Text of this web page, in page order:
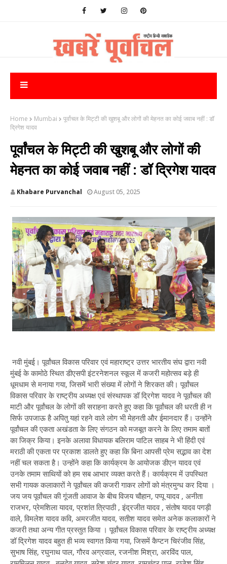
Home Mumbai
पूर्वांचल के मिट्टी की खुशबू और लोगों की मेहनत का कोई जवाब नहीं : डॉ
द्रिगेश यादव
पूर्वांचल के मिट्टी की खुशबू और लोगों की
मेहनत का कोई जवाब नहीं : डॉ द्रिगेश यादव
Khabare Purvanchal August 05, 2025
नवी मुंबई। पूर्वांचल विकास परिवार एवं महाराष्ट्र उत्तर भारतीय संघ द्वारा नवी
मुंबई के कामोठे स्थित डीएसपी इंटरनेशनल स्कूल में कजरी महोत्सव बड़े ही
धूमधाम से मनाया गया, जिसमें भारी संख्या में लोगों ने शिरकत की। पूर्वांचल
विकास परिवार के राष्ट्रीय अध्यक्ष एवं संस्थापक डॉ द्रिगेश यादव ने पूर्वांचल की
माटी और पूर्वांचल के लोगों की सराहना करते हुए कहा कि पूर्वांचल की धरती ही न
सिर्फ उपजाऊ है अपितु यहां रहने वाले लोग भी मेहनती और ईमानदार हैं। उन्होंने
पूर्वांचल की एकता अखंडता के लिए संगठन को मजबूत करने के लिए तमाम बातों
का जिक्र किया। इनके अलावा विधायक बलिराम पाटिल साहब ने भी हिंदी एवं
मराठी की एकता पर प्रकाश डालते हुए कहा कि बिना आपसी प्रेम सद्भाव का देश
नहीं चल सकता है। उन्होंने कहा कि कार्यक्रम के आयोजक डीएन यादव एवं
उनके तमाम साथियों को हम सब आभार व्यक्त करते हैं। कार्यक्रम में उपस्थित
सभी गायक कलाकारों ने पूर्वांचल की कजरी गाकर लोगों को मंत्रमुग्ध कर दिया ।
जय जय पूर्वांचल की गूंजती आवाज के बीच विजय चौहान, पप्पू यादव , अनीता
राजभर, प्रेमशिला यादव, प्रशांत त्रिपाठी , इंद्रजीत यादव , संतोष यादव पगड़ी
वाले, विमलेश यादव कवि, अमरजीत यादव, सतीश यादव समेत अनेक कलाकारों ने
कजरी तथा अन्य गीत प्रस्तुत किया । पूर्वांचल विकास परिवार के राष्ट्रीय अध्यक्ष
डॉ द्रिगेश यादव बहुत ही भव्य स्वागत किया गया, जिसमें कैप्टन चिरंजीव सिंह,
सुभाष सिंह, रघुनाथ पाल, गौरव अग्रवाल, रजनीश मिश्रा, अरविंद पाल,